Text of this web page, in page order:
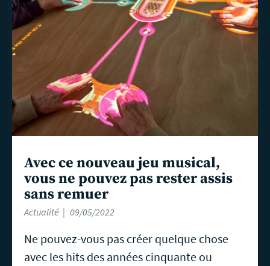
Avec ce nouveau jeu musical,
vous ne pouvez pas rester assis
sans remuer
Actualité 09/05/2022
Ne pouvez-vous pas créer quelque chose
avec les hits des années cinquante ou
plus